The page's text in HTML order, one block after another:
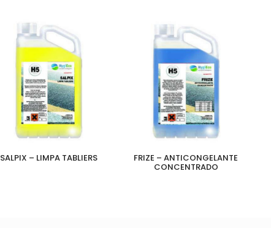
SALPIX – LIMPA TABLIERS FRIZE – ANTICONGELANTE
CONCENTRADO